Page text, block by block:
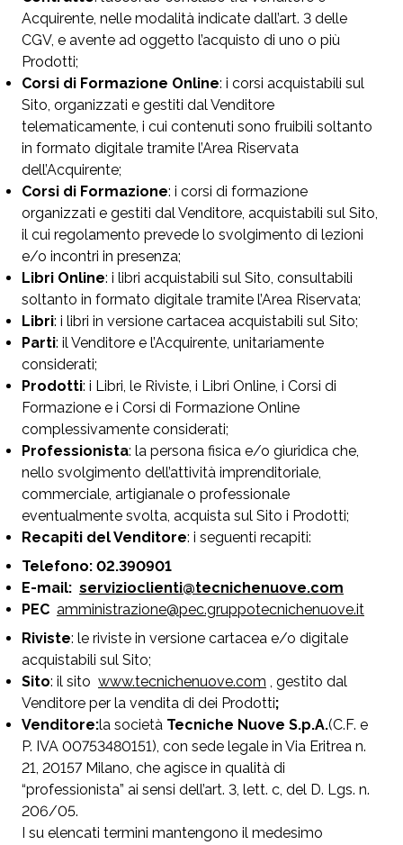
Acquirente, nelle modalità indicate dall’art. 3 delle
CGV, e avente ad oggetto l’acquisto di uno o più
Prodotti;
Corsi di Formazione Online: i corsi acquistabili sul
Sito, organizzati e gestiti dal Venditore
telematicamente, i cui contenuti sono fruibili soltanto
in formato digitale tramite l’Area Riservata
dell’Acquirente;
Corsi di Formazione: i corsi di formazione
organizzati e gestiti dal Venditore, acquistabili sul Sito,
il cui regolamento prevede lo svolgimento di lezioni
e/o incontri in presenza;
Libri Online: i libri acquistabili sul Sito, consultabili
soltanto in formato digitale tramite l’Area Riservata;
Libri: i libri in versione cartacea acquistabili sul Sito;
Parti: il Venditore e l’Acquirente, unitariamente
considerati;
Prodotti: i Libri, le Riviste, i Libri Online, i Corsi di
Formazione e i Corsi di Formazione Online
complessivamente considerati;
Professionista: la persona fisica e/o giuridica che,
nello svolgimento dell’attività imprenditoriale,
commerciale, artigianale o professionale
eventualmente svolta, acquista sul Sito i Prodotti;
Recapiti del Venditore: i seguenti recapiti:
Telefono: 02.390901
E-mail: servizioclienti@tecnichenuove.com
PEC amministrazione@pec.gruppotecnichenuove.it
Riviste: le riviste in versione cartacea e/o digitale
acquistabili sul Sito;
Sito: il sito www.tecnichenuove.com , gestito dal
Venditore per la vendita di dei Prodotti;
Venditore:la società Tecniche Nuove S.p.A.(C.F. e
P. IVA 00753480151), con sede legale in Via Eritrea n.
21, 20157 Milano, che agisce in qualità di
“professionista” ai sensi dell’art. 3, lett. c, del D. Lgs. n.
206/05.
I su elencati termini mantengono il medesimo